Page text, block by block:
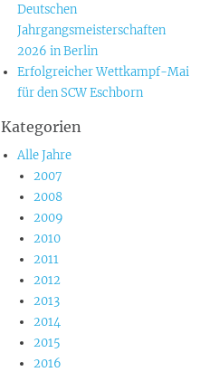
Deutschen
Jahrgangsmeisterschaften
2026 in Berlin
Erfolgreicher Wettkampf-Mai
für den SCW Eschborn
Kategorien
Alle Jahre
2007
2008
2009
2010
2011
2012
2013
2014
2015
2016